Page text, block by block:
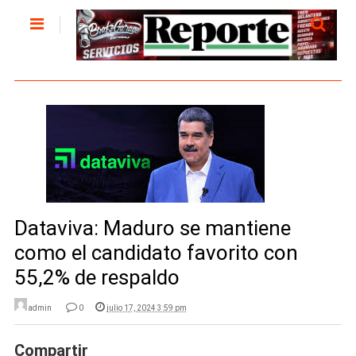
Dataviva: Maduro se mantiene
como el candidato favorito con
55,2% de respaldo
admin 0 julio 17, 2024 3:59 pm
Compartir